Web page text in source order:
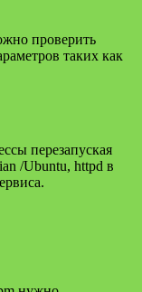
проверить
таких как
перезапуская
/Ubuntu, httpd в